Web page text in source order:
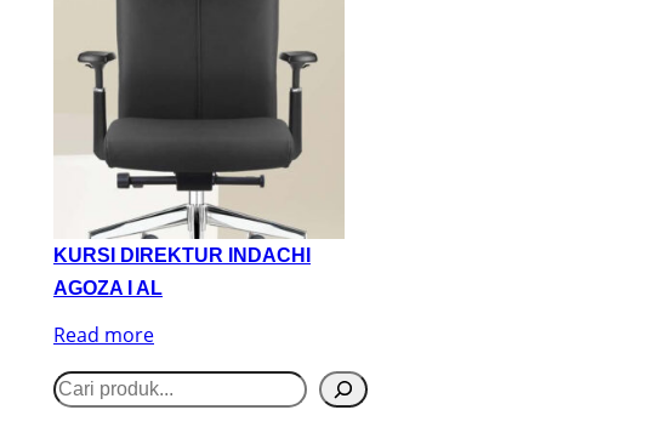
KURSI DIREKTUR INDACHI
AGOZA I AL
Read more
S